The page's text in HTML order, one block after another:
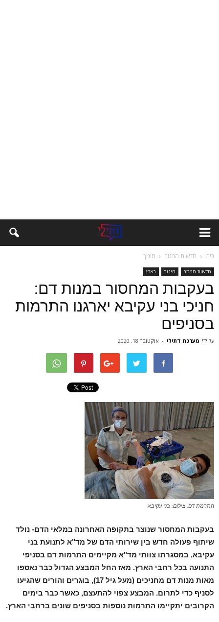
בית חדשות המגזר חינוך
חדשות המגזר חינוך בארץ
בעקבות המחסור במנות דם:
חניכי בני עקיבא יארגנו התרמות
בסניפים
על ידי מערכת דתילי - אוקטובר 18, 2020
התרמת דם. צילום: בני עקיבא
בעקבות המחסור שנוצר בתקופה האחרונה במלאי הדם- נולד
שיתוף פעולה חדש בין שירותי הדם של מד"א לתנועת בני
עקיבא, במסגרתו צוותי מד"א מקיימים התרמות דם בסניפי
התנועה בכל רחבי הארץ. מאז החל המבצע הגדול כבר נאספו
מאות מנות דם מחניכים (מעל גיל 17), בוגרים והורים שהגיעו
לסניף כדי לתרום. המבצע צפוי להתעצם, כאשר כבר בימים
הקרובים יתקיימו התרמות נוספות בסניפים שונים ברחבי הארץ.